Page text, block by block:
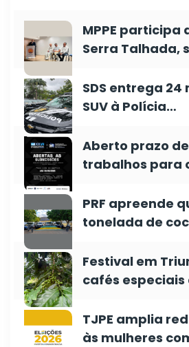
MPPE participa
Serra Talhada,
SDS entrega
SUV à Polícia…
Aberto prazo
trabalhos para
PRF apreende
tonelada de
Festival em
cafés
TJPE amplia
às mulheres